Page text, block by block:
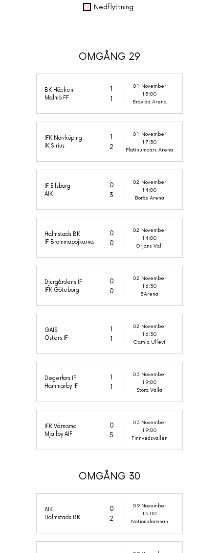
Nedflyttning
OMGÅNG 29
BK Häcken
Malmö FF
1
1
01 November
15:00
Bravida Arena
IFK Norrköping
IK Sirius
1
2
01 November
17:30
Platinumcars Arena
IF Elfsborg
AIK
0
3
02 November
14:00
Borås Arena
Halmstads BK
IF Brommapojkarna
0
0
02 November
14:00
Örjans Vall
Djurgårdens IF
IFK Göteborg
0
0
02 November
16:30
3Arena
GAIS
Östers IF
1
1
02 November
16:30
Gamla Ullevi
Degerfors IF
Hammarby IF
1
1
03 November
19:00
Stora Valla
IFK Värnamo
Mjällby AIF
0
5
03 November
19:00
Finnvedsvallen
OMGÅNG 30
AIK
Halmstads BK
0
2
09 November
15:00
Nationalarenan